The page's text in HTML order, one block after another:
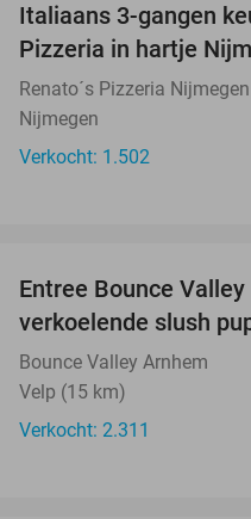
Italiaans 3-gangen
Pizzeria in hartje
Renato´s Pizzeria Nijmegen
Nijmegen
Verkocht: 1.502
Entree Bounce
verkoelende slush
Bounce Valley Arnhem
Velp (15 km)
Verkocht: 2.311